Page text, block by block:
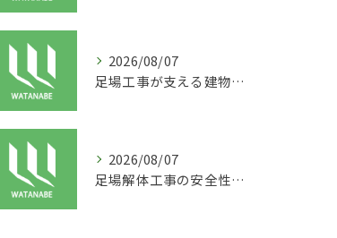
2026/08/07
足場工事が支える建物の長寿命化と外装塗装の重要性
2026/08/07
足場解体工事の安全性と効率化のポイント